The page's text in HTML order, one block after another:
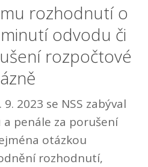
rozhodnutí o
odvodu či
rozpočtové
2023 se NSS zabýval
penále za porušení
otázkou
rozhodnutí,